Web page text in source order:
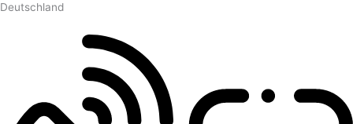
Deutschland